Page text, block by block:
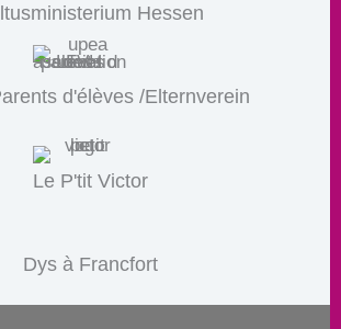
Hessen
d'élèves /Elternverein
Le P'tit Victor
Dys à Francfort